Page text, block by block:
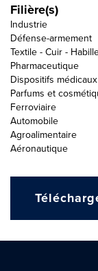
Filière(s)
Industrie
Défense-armement
Textile - Cuir -
Pharmaceutique
Dispositifs médicaux
Parfums et
Ferroviaire
Automobile
Agroalimentaire
Aéronautique